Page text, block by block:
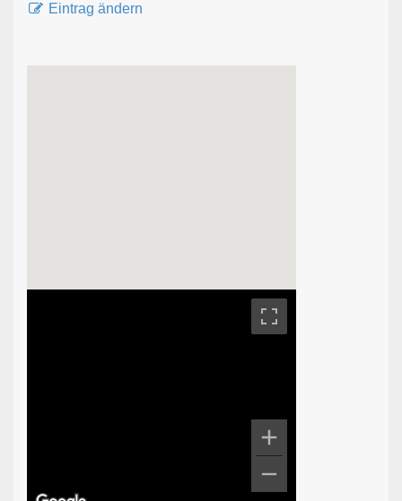
Eintrag ändern